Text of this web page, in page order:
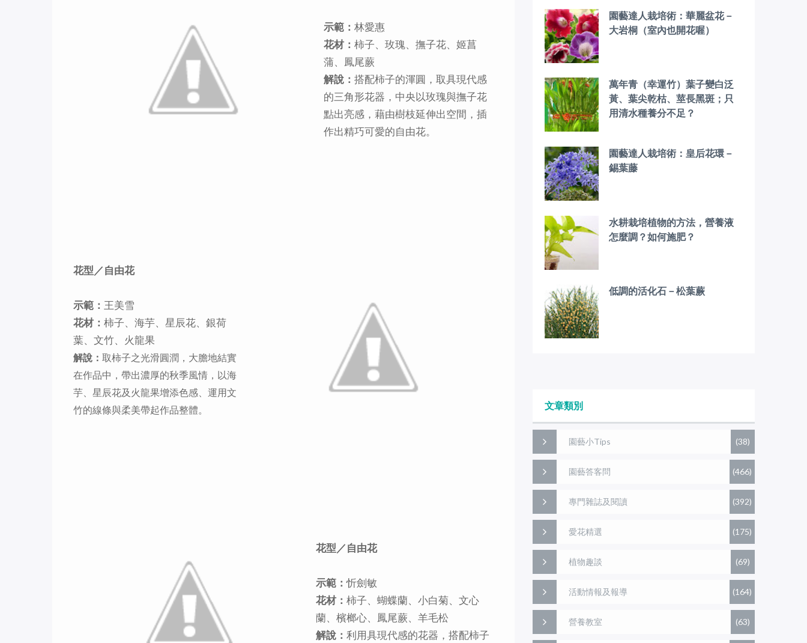
示範： 林愛惠
花材： 柿子、玫瑰、撫子花、姬菖
蒲、鳳尾蕨
解說： 搭配柿子的渾圓，取具現代感
的三角形花器，中央以玫瑰與撫子花
點出亮感，藉由樹枝延伸出空間，插
作出精巧可愛的自由花。
花型／自由花
示範： 王美雪
花材： 柿子、海芋、星辰花、銀荷
葉、文竹、火龍果
解說： 取柿子之光滑圓潤，大膽地結實
在作品中，帶出濃厚的秋季風情，以海
芋、星辰花及火龍果增添色感、運用文
竹的線條與柔美帶起作品整體。
花型／自由花
示範：忻劍敏
花材： 柿子、蝴蝶蘭、小白菊、文心
蘭、檳榔心、鳳尾蕨、羊毛松
解說： 利用具現代感的花器，搭配柿子
園藝達人栽培術：華麗盆花－
大岩桐（室內也開花喔）
萬年青（幸運竹）葉子變白泛
黃、葉尖乾枯、莖長黑斑；只
用清水種養分不足？
園藝達人栽培術：皇后花環－
錫葉藤
水耕栽培植物的方法，營養液
怎麼調？如何施肥？
低調的活化石－松葉蕨
文章類別
園藝小Tips (38)
園藝答客問 (466)
專門雜誌及閱讀 (392)
愛花精選 (175)
植物趣談 (69)
活動情報及報導 (164)
營養教室 (63)